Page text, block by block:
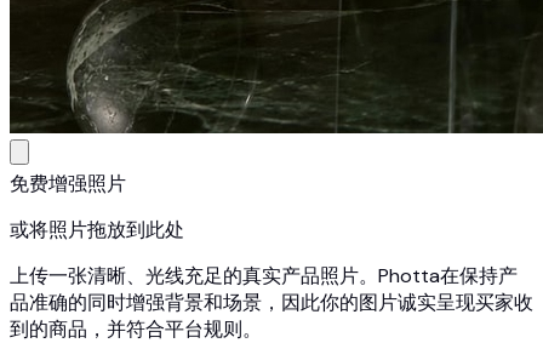
免费增强照片
或将照片拖放到此处
上传一张清晰、光线充足的真实产品照片。Photta在保持产
品准确的同时增强背景和场景，因此你的图片诚实呈现买家收
到的商品，并符合平台规则。